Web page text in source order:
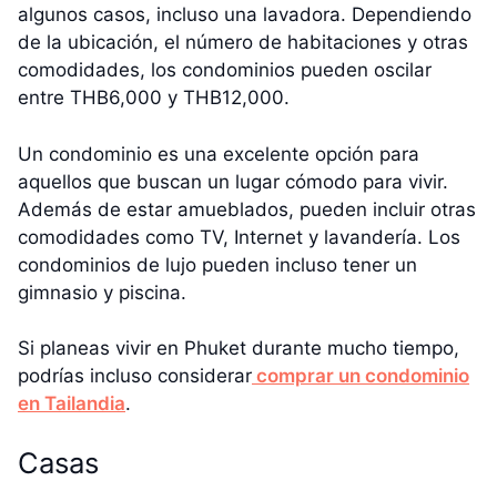
algunos casos, incluso una lavadora. Dependiendo
de la ubicación, el número de habitaciones y otras
comodidades, los condominios pueden oscilar
entre THB6,000 y THB12,000.
Un condominio es una excelente opción para
aquellos que buscan un lugar cómodo para vivir.
Además de estar amueblados, pueden incluir otras
comodidades como TV, Internet y lavandería. Los
condominios de lujo pueden incluso tener un
gimnasio y piscina.
Si planeas vivir en Phuket durante mucho tiempo,
podrías incluso considerar comprar un condominio
en Tailandia.
Casas